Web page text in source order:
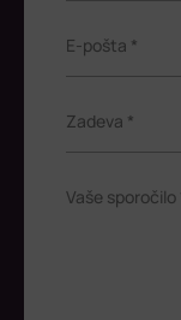
E-pošta *
Zadeva *
Vaše sporočilo